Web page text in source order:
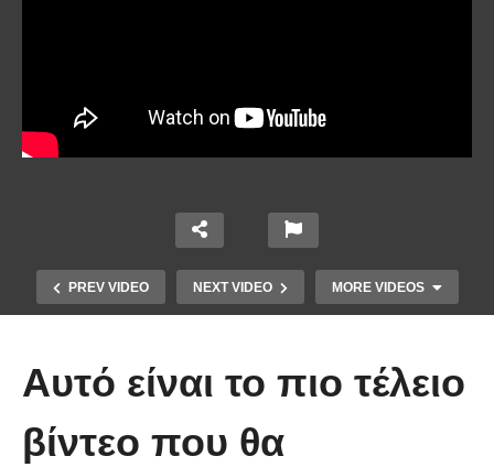
PREV VIDEO NEXT VIDEO MORE VIDEOS
Αυτό είναι το πιο τέλειο
βίντεο που θα